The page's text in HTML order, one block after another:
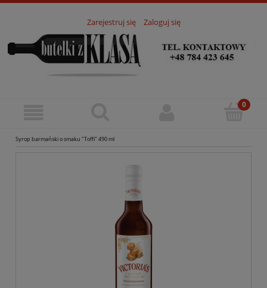
Zarejestruj się Zaloguj się
Syrop barmański o smaku "Toffi" 490 ml